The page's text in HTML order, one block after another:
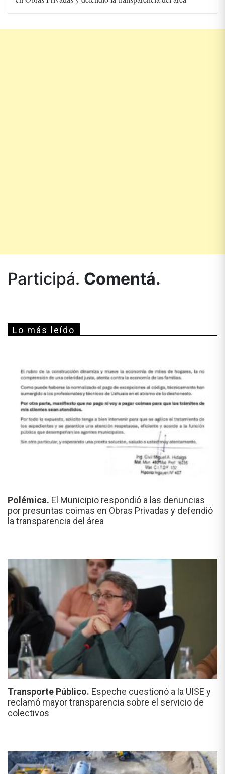
Participá. Comentá.
Lo más leído
Polémica. El Municipio respondió a las denuncias
por presuntas coimas en Obras Privadas y defendió
la transparencia del área
Transporte Público. Espeche cuestionó a la UISE y
reclamó mayor transparencia sobre el servicio de
colectivos